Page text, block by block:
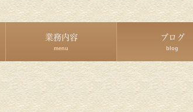
業務内容
menu
ブログ
blog